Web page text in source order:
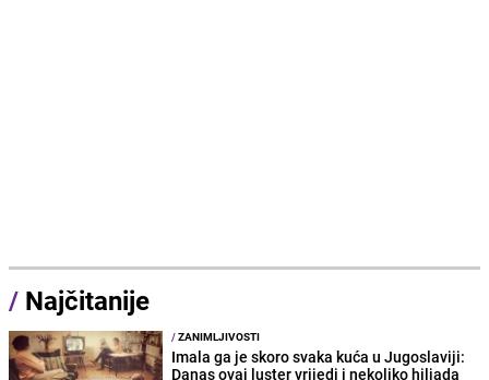
/ Najčitanije
/ZANIMLJIVOSTI
Imala ga je skoro svaka kuća u Jugoslaviji:
Danas ovaj luster vrijedi i nekoliko hiljada